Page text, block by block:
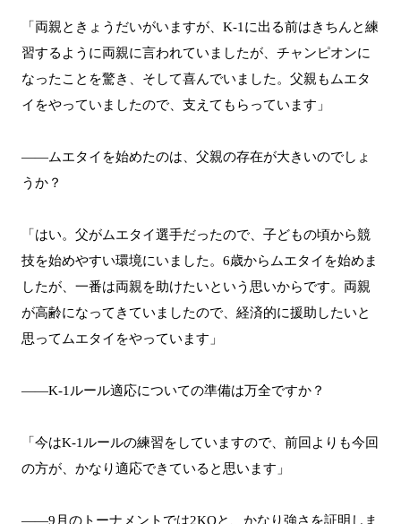
「両親ときょうだいがいますが、K-1に出る前はきちんと練
習するように両親に言われていましたが、チャンピオンに
なったことを驚き、そして喜んでいました。父親もムエタ
イをやっていましたので、支えてもらっています」
――ムエタイを始めたのは、父親の存在が大きいのでしょ
うか？
「はい。父がムエタイ選手だったので、子どもの頃から競
技を始めやすい環境にいました。6歳からムエタイを始めま
したが、一番は両親を助けたいという思いからです。両親
が高齢になってきていましたので、経済的に援助したいと
思ってムエタイをやっています」
――K-1ルール適応についての準備は万全ですか？
「今はK-1ルールの練習をしていますので、前回よりも今回
の方が、かなり適応できていると思います」
――9月のトーナメントでは2KOと、かなり強さを証明しま